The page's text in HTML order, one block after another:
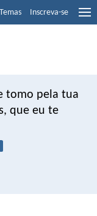
Temas Inscreva-se
tomo pela tua
que eu te